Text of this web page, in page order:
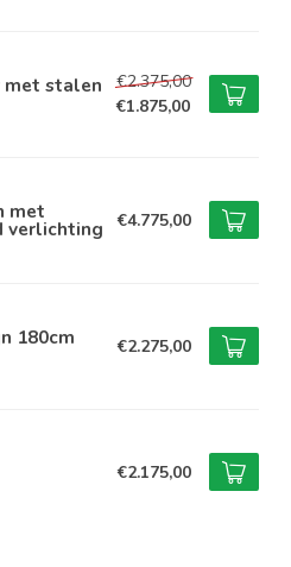
met stalen
€2.375,00
€1.875,00
met
verlichting €4.775,00
180cm €2.275,00
€2.175,00